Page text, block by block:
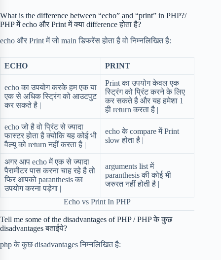
What is the difference between “echo” and “print” in PHP?/
PHP में echo और Print में क्या difference होता है?
echo और Print में जो main डिफरेंस होता है वो निम्नलिखित है:
ECHO PRINT
echo का उपयोग करके हम एक या
एक से अधिक स्ट्रिंग को आउटपुट
कर सकते है |
Print का उपयोग केवल एक
स्ट्रिंग को प्रिंट करने के लिए
कर सकते है और यह हमेशा 1
ही return करता है |
echo जो है वो प्रिंट से ज्यादा
फास्टर होता है क्योकि यह कोई भी
वैल्यू को return नहीं करता है |
echo के compare में Print
slow होता है |
अगर आप echo में एक से ज्यादा
पैरामीटर पास करना चाह रहे है तो
फिर आपको paranthesis का
उपयोग करना पड़ेगा |
arguments list में
paranthesis की कोई भी
जरुरत नहीं होती है |
Echo vs Print In PHP
Tell me some of the disadvantages of PHP / PHP के कुछ
disadvantages बताईये?
php के कुछ disadvantages निम्नलिखित है: